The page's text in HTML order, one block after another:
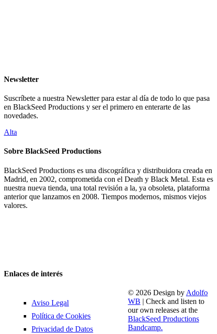
Newsletter
Suscríbete a nuestra Newsletter para estar al día de todo lo que pasa
en BlackSeed Productions y ser el primero en enterarte de las
novedades.
Alta
Sobre BlackSeed Productions
BlackSeed Productions es una discográfica y distribuidora creada en
Madrid, en 2002, comprometida con el Death y Black Metal. Esta es
nuestra nueva tienda, una total revisión a la, ya obsoleta, plataforma
anterior que lanzamos en 2008. Tiempos modernos, mismos viejos
valores.
Enlaces de interés
Aviso Legal
Política de Cookies
Privacidad de Datos
© 2026 Design by Adolfo
WB | Check and listen to
our own releases at the
BlackSeed Productions
Bandcamp.